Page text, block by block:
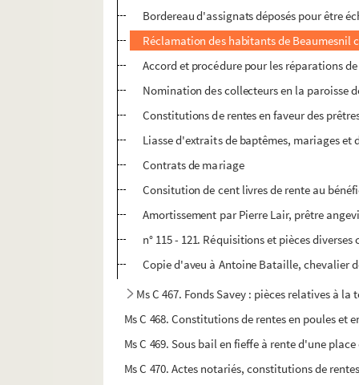
Bordereau d'assignats déposés pour être
Réclamation des habitants de
Accord et procédure pour les réparations
Nomination des collecteurs en la paroisse
Constitutions de rentes en faveur des
Liasse d'extraits de baptêmes, mariages
Contrats de mariage
Consitution de cent livres de rente au
Amortissement par Pierre Lair, prêtre
n° 115 - 121. Réquisitions et pièces
Copie d'aveu à Antoine Bataille, chevalier
Ms C 467. Fonds Savey : pièces relatives à
Ms C 468. Constitutions de rentes en poules et
Ms C 469. Sous bail en fieffe à rente d'une
Ms C 470. Actes notariés, constitutions de